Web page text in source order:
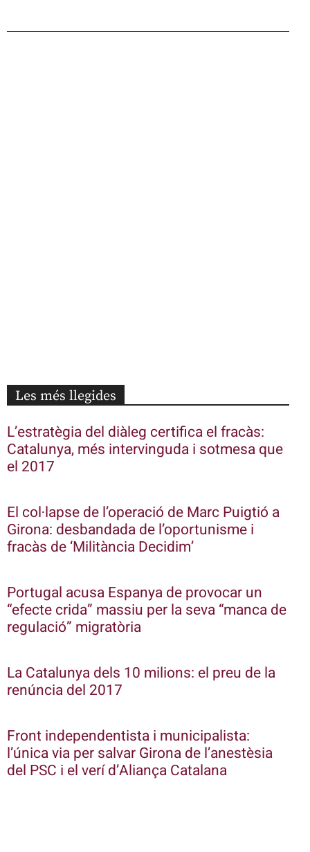
Les més llegides
L’estratègia del diàleg certifica el fracàs:
Catalunya, més intervinguda i sotmesa que
el 2017
El col·lapse de l’operació de Marc Puigtió a
Girona: desbandada de l’oportunisme i
fracàs de ‘Militància Decidim’
Portugal acusa Espanya de provocar un
“efecte crida” massiu per la seva “manca de
regulació” migratòria
La Catalunya dels 10 milions: el preu de la
renúncia del 2017
Front independentista i municipalista:
l’única via per salvar Girona de l’anestèsia
del PSC i el verí d’Aliança Catalana